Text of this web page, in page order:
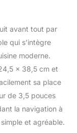
café
sur
tactile
de 3,5"
avant tout par
qui s’intègre
moderne.
x 38,5 cm et
sa place
de 3,5 pouces
la navigation à
et agréable.